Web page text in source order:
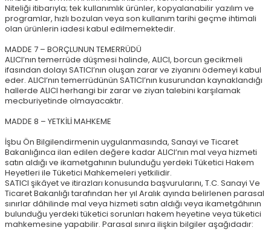
Niteliği itibarıyla; tek kullanımlık ürünler, kopyalanabilir yazılım ve
programlar, hızlı bozulan veya son kullanım tarihi geçme ihtimali
olan ürünlerin iadesi kabul edilmemektedir.
MADDE 7 – BORÇLUNUN TEMERRÜDÜ
ALICI’nın temerrüde düşmesi halinde, ALICI, borcun gecikmeli
ifasından dolayı SATICI’nın oluşan zarar ve ziyanını ödemeyi kabul
eder. ALICI’nın temerrüdünün SATICI’nın kusurundan kaynaklandığı
hallerde ALICI herhangi bir zarar ve ziyan talebini karşılamak
mecburiyetinde olmayacaktır.
MADDE 8 – YETKİLİ MAHKEME
İşbu Ön Bilgilendirmenin uygulanmasında, Sanayi ve Ticaret
Bakanlığınca ilan edilen değere kadar ALICI’nın mal veya hizmeti
satın aldığı ve ikametgahının bulunduğu yerdeki Tüketici Hakem
Heyetleri ile Tüketici Mahkemeleri yetkilidir.
SATICI şikâyet ve itirazları konusunda başvurularını, T.C. Sanayi Ve
Ticaret Bakanlığı tarafından her yıl Aralık ayında belirlenen parasal
sınırlar dâhilinde mal veya hizmeti satın aldığı veya ikametgâhının
bulunduğu yerdeki tüketici sorunları hakem heyetine veya tüketici
mahkemesine yapabilir. Parasal sınıra ilişkin bilgiler aşağıdadır: